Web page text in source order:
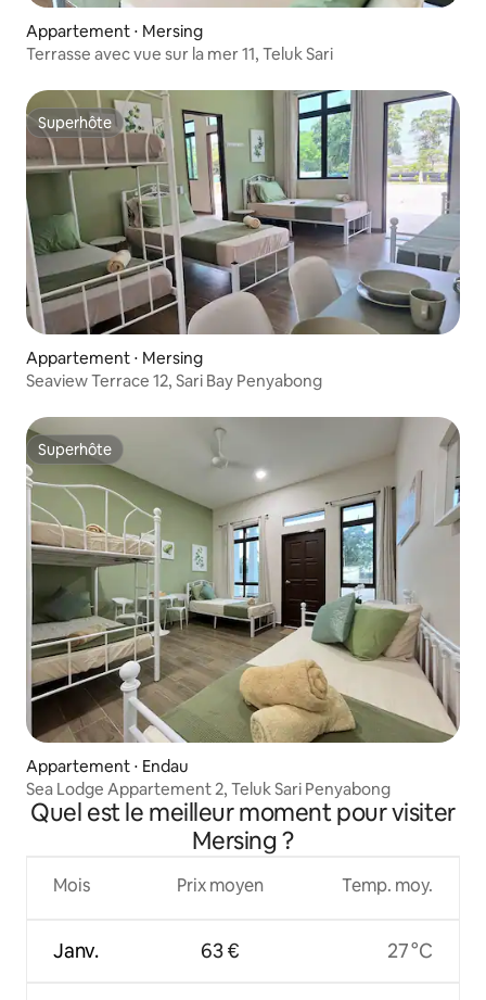
Appartement ⋅ Mersing
Terrasse avec vue sur la mer 11, Teluk Sari
Superhôte
Superhôte
Appartement ⋅ Mersing
Seaview Terrace 12, Sari Bay Penyabong
Superhôte
Superhôte
Appartement ⋅ Endau
Sea Lodge Appartement 2, Teluk Sari Penyabong
Quel est le meilleur moment pour visiter
Mersing ?
Mois
Janv.
Prix moyen
63 €
Temp. moy.
27 °C